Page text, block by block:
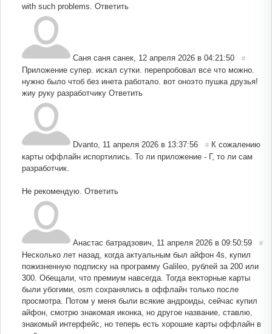
with such problems. Ответить
Саня саня санек 12 апреля 2026 в 04:21:50 #
Приложение супер. искал сутки. перепробовал все что можно.
нужно было чтоб без инета работало. вот оноэто пушка друзья!
жиу руку разработчику Ответить
Dvanto 11 апреля 2026 в 13:37:56 # К сожалению
карты оффлайн испортились. То ли приложение - Г, то ли сам
разработчик.
Не рекомендую. Ответить
Анастас батрадзович 11 апреля 2026 в 09:50:59 #
Несколько лет назад, когда актуальным был айфон 4s, купил
пожизненную подписку на программу Galileo, рублей за 200 или
300. Обещали, что премиум навсегда. Тогда векторные карты
были убогими, osm сохранялись в оффлайн только после
просмотра. Потом у меня были всякие андроиды, сейчас купил
айфон, смотрю знакомая иконка, но другое название, ставлю,
знакомый интерфейс, но теперь есть хорошие карты оффлайн в